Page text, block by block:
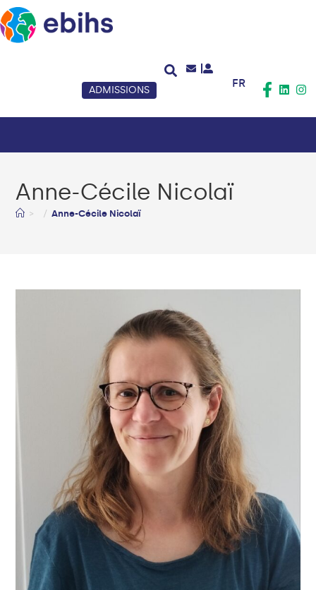
FR
ADMISSIONS
Anne-Cécile Nicolaï
> Anne-Cécile Nicolaï